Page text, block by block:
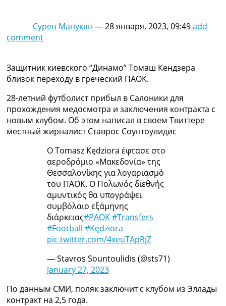
Логин
Турниры
Чемпионат Мира
Украина. Премьер-Лига
Украина. Первая Лига
Лига Чемпионов
Англия. Премьер Лига
Испания. Ла Лига
Другие Турниры >>>
Таблицы
Таблицы групп Чемпионата Мира
Украина. Премьер-Лига
Украина. Первая Лига
Лига Чемпионов. Таблицы групп
Англия. Премьер-Лига
Испания. Ла Лига
Все таблицы >>>
Рейтинг стран УЕФА
Рейтинг клубов УЕФА
ТВ программа
Сурен Манукян —28 января, 2023, 09:49add
comment
Защитник киевского “Динамо” Томаш Кендзера
близок переходу в греческий ПАОК.
28-летний футболист прибыл в Салоники для
прохождения медосмотра и заключения контракта с
новым клубом. Об этом написал в своем Твиттере
местный жирналист Ставрос Соунтоулидис
O Tomasz Kędziora έφτασε στο
αεροδρόμιο «Μακεδονία» της
Θεσσαλονίκης για λογαριασμό
του ΠΑΟΚ. Ο Πολωνός διεθνής
αμυντικός θα υπογράψει
συμβόλαιο εξάμηνης
διάρκειας#PAOK#Transfers
#Football #Kędziora
pic.twitter.com/4xeuTApRjZ
— Stavros Sountoulidis (@sts71)
January 27, 2023
По данным СМИ, поляк заключит с клубом из Эллады
контракт на 2,5 года.